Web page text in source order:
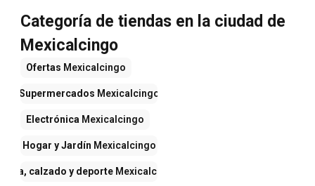
Categoría de tiendas en la ciudad de
Mexicalcingo
Ofertas Mexicalcingo
Supermercados Mexicalcingo
Electrónica Mexicalcingo
Hogar y Jardín Mexicalcingo
Ropa, calzado y deporte Mexicalcingo